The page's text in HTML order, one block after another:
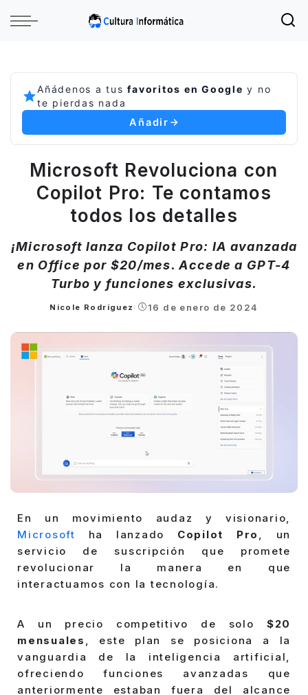
Añádenos a tusfavoritos en Google y no
te pierdas nada
Añadir
Microsoft Revoluciona con
Copilot Pro: Te contamos
todos los detalles
¡Microsoft lanza Copilot Pro: IA avanzada
en Office por $20/mes. Accede a GPT-4
Turbo y funciones exclusivas.
Posted
Nicole Rodríguez 16 de enero de 2024
En un movimiento audaz y visionario,
Microsoft ha lanzado Copilot Pro , un
servicio de suscripción que promete
revolucionar la manera en que
interactuamos con la tecnología.
A un precio competitivo de solo $20
mensuales
, este plan se posiciona a la
vanguardia de la inteligencia artificial,
ofreciendo funciones avanzadas que
anteriormente estaban fuera del alcance